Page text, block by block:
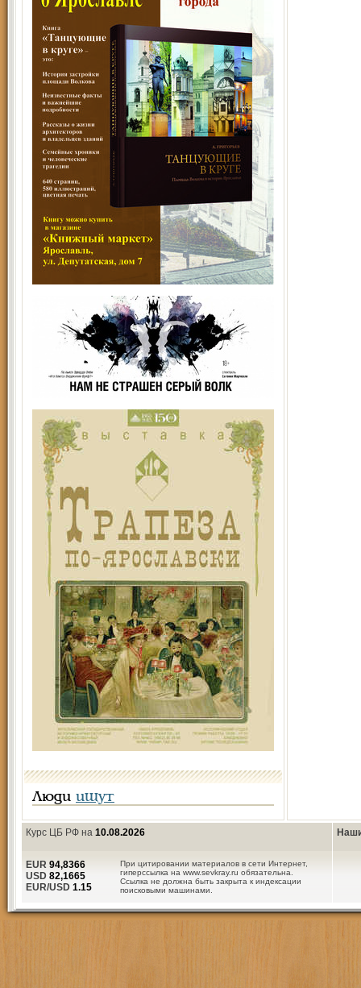
Люди ищут
Курс ЦБ РФ на 10.08.2026
При цитировании материалов в сети Интернет,
гиперссылка на www.sevkray.ru обязательна.
Ссылка не должна быть закрыта к индексации
поисковыми машинами.
EUR 94,8366
USD 82,1665
EUR/USD 1.15